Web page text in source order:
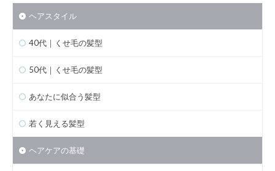
ヘアスタイル
40代｜くせ毛の髪型
50代｜くせ毛の髪型
あなたに似合う髪型
若く見える髪型
ヘアケアの基礎